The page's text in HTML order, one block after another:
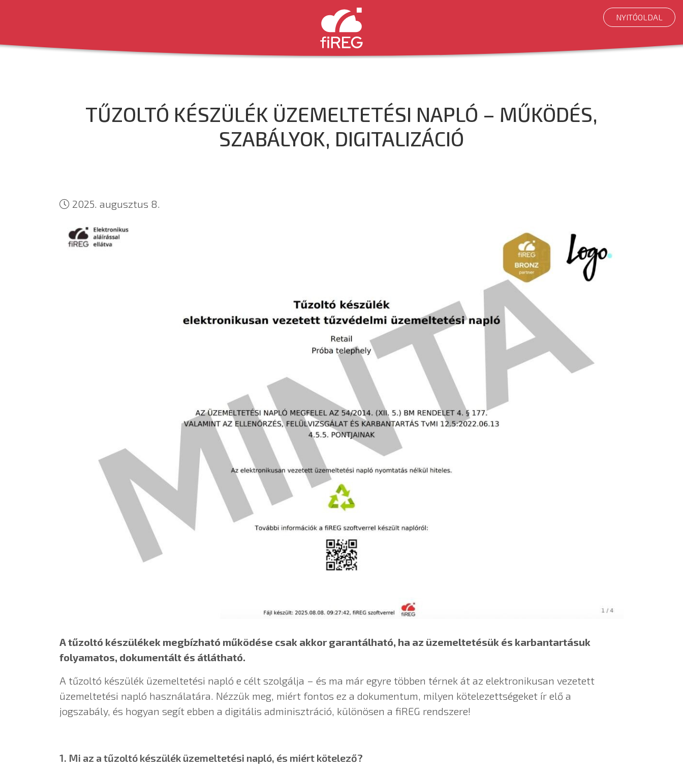
NYITÓOLDAL
TŰZOLTÓ KÉSZÜLÉK ÜZEMELTETÉSI NAPLÓ – MŰKÖDÉS,
SZABÁLYOK, DIGITALIZÁCIÓ
2025. augusztus 8.
A tűzoltó készülékek megbízható működése csak akkor garantálható, ha az üzemeltetésük és karbantartásuk
folyamatos, dokumentált és átlátható.
A tűzoltó készülék üzemeltetési napló e célt szolgálja – és ma már egyre többen térnek át az elektronikusan vezetett
üzemeltetési napló használatára. Nézzük meg, miért fontos ez a dokumentum, milyen kötelezettségeket ír elő a
jogszabály, és hogyan segít ebben a digitális adminisztráció, különösen a fiREG rendszere!
1. Mi az a tűzoltó készülék üzemeltetési napló, és miért kötelező?